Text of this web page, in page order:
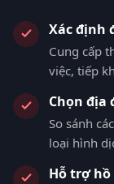
Xác định
Cung cấp
việc, tiếp
Chọn địa
So sánh
loại hình
Hỗ trợ